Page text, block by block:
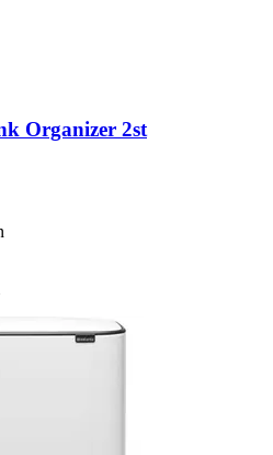
Organizer 2st